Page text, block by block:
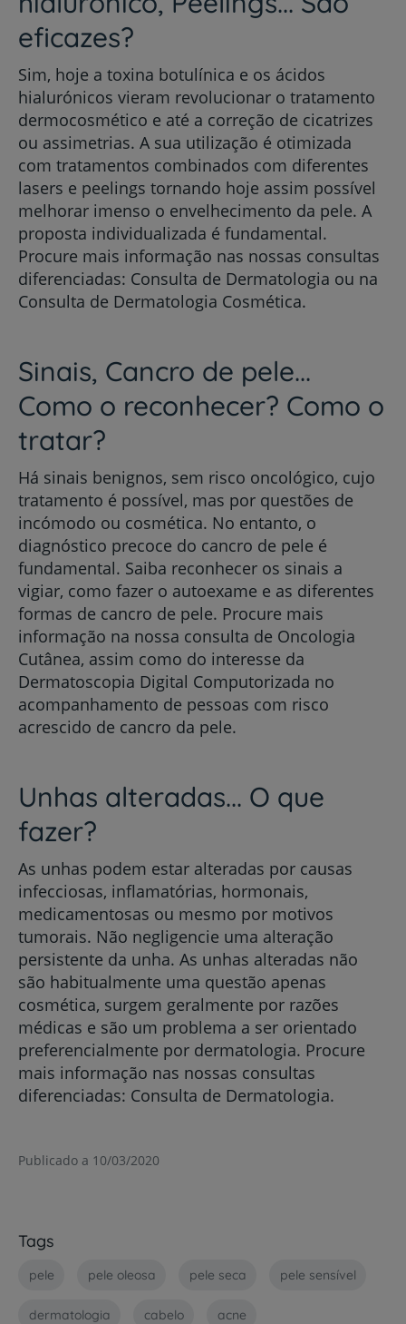
eficazes?
Sim, hoje a toxina botulínica e os ácidos
hialurónicos vieram revolucionar o tratamento
dermocosmético e até a correção de cicatrizes
ou assimetrias. A sua utilização é otimizada
com tratamentos combinados com diferentes
lasers e peelings tornando hoje assim possível
melhorar imenso o envelhecimento da pele. A
proposta individualizada é fundamental.
Procure mais informação nas nossas consultas
diferenciadas: Consulta de Dermatologia ou na
Consulta de Dermatologia Cosmética.
Sinais, Cancro de pele...
Como o reconhecer? Como o
tratar?
Há sinais benignos, sem risco oncológico, cujo
tratamento é possível, mas por questões de
incómodo ou cosmética. No entanto, o
diagnóstico precoce do cancro de pele é
fundamental. Saiba reconhecer os sinais a
vigiar, como fazer o autoexame e as diferentes
formas de cancro de pele. Procure mais
informação na nossa consulta de Oncologia
Cutânea, assim como do interesse da
Dermatoscopia Digital Computorizada no
acompanhamento de pessoas com risco
acrescido de cancro da pele.
Unhas alteradas... O que
fazer?
As unhas podem estar alteradas por causas
infecciosas, inflamatórias, hormonais,
medicamentosas ou mesmo por motivos
tumorais. Não negligencie uma alteração
persistente da unha. As unhas alteradas não
são habitualmente uma questão apenas
cosmética, surgem geralmente por razões
médicas e são um problema a ser orientado
preferencialmente por dermatologia. Procure
mais informação nas nossas consultas
diferenciadas: Consulta de Dermatologia.
Publicado a 10/03/2020
Tags
pele pele oleosa pele seca pele sensível
dermatologia cabelo acne